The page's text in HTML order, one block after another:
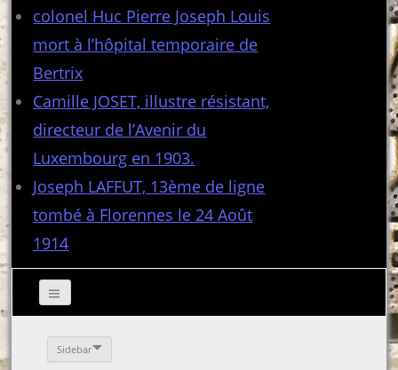
colonel Huc Pierre Joseph Louis
mort à l’hôpital temporaire de
Bertrix
Camille JOSET, illustre résistant,
directeur de l’Avenir du
Luxembourg en 1903.
Joseph LAFFUT, 13ème de ligne
tombé à Florennes le 24 Août
1914
Sidebar